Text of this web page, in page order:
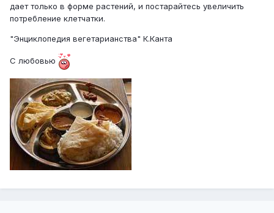
дает только в форме растений, и постарайтесь увеличить
потребление клетчатки.
"Энциклопедия вегeтарианства" К.Канта
C любовью